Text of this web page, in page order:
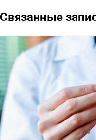
записям
Связанные